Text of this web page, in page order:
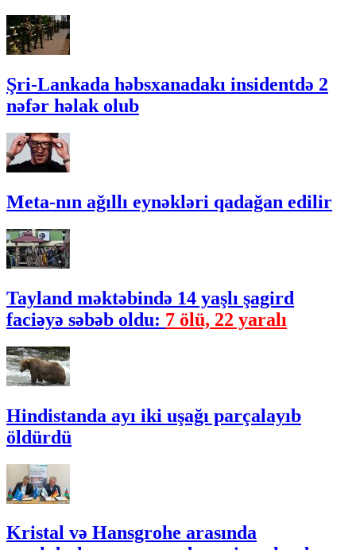
Şri-Lankada həbsxanadakı insidentdə 2
nəfər həlak olub
Meta-nın ağıllı eynəkləri qadağan edilir
Tayland məktəbində 14 yaşlı şagird
faciəyə səbəb oldu: 7 ölü, 22 yaralı
Hindistanda ayı iki uşağı parçalayıb
öldürdü
Kristal və Hansgrohe arasında